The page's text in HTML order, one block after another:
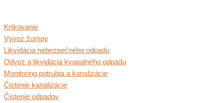
Krtkovanie
Vývoz žumpy
Likvidácia nebezpečného odpadu
Odvoz a likvidácia kvapalného odpadu
Monitoring potrubia a kanalizácie
Čistenie kanalizácie
Čistenie odpadov